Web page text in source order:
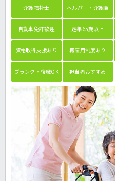
介護福祉士 ヘルパー・介護職
自動車免許歓迎 定年65歳以上
資格取得支援あり 再雇用制度あり
ブランク・復職OK 担当者おすすめ